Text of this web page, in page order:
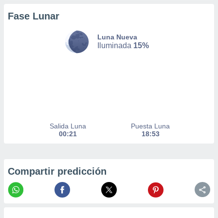
a lo que
Para
su
u
Fase Lunar
Luna Nueva
Iluminada 15%
Salida Luna
00:21
Puesta Luna
18:53
Compartir predicción